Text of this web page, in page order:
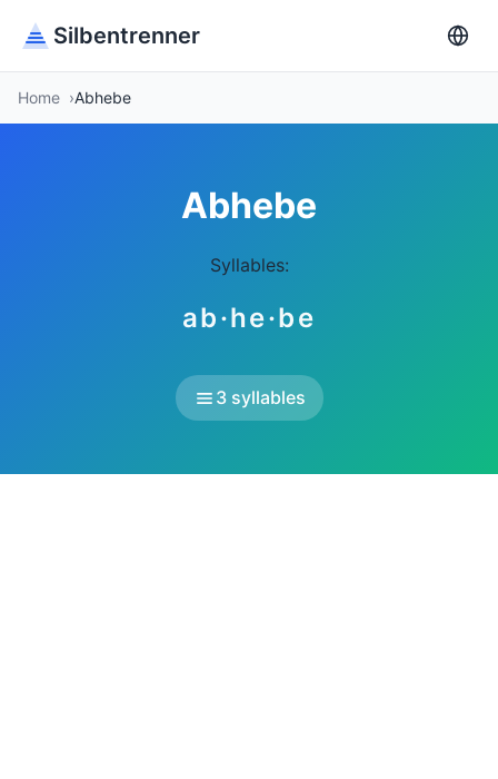
Silbentrenner
Home Abhebe
Abhebe
Syllables:
ab·he·be
3 syllables